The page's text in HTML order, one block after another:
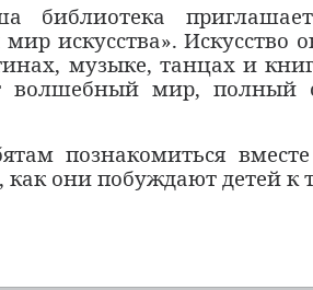
библиотека
искусства». Искусство
музыке, танцах и
волшебный мир, полный
познакомиться
они побуждают детей к